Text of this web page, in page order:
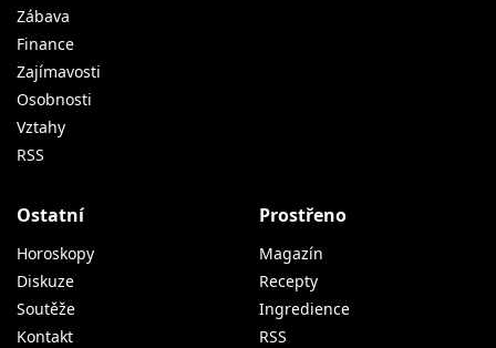
Zábava
Finance
Zajímavosti
Osobnosti
Vztahy
RSS
Ostatní
Horoskopy
Diskuze
Soutěže
Kontakt
Prostřeno
Magazín
Recepty
Ingredience
RSS